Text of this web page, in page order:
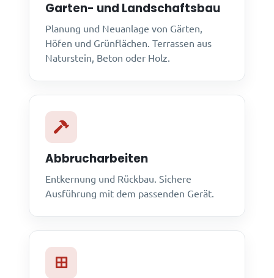
Garten- und Landschaftsbau
Planung und Neuanlage von Gärten,
Höfen und Grünflächen. Terrassen aus
Naturstein, Beton oder Holz.
Abbrucharbeiten
Entkernung und Rückbau. Sichere
Ausführung mit dem passenden Gerät.